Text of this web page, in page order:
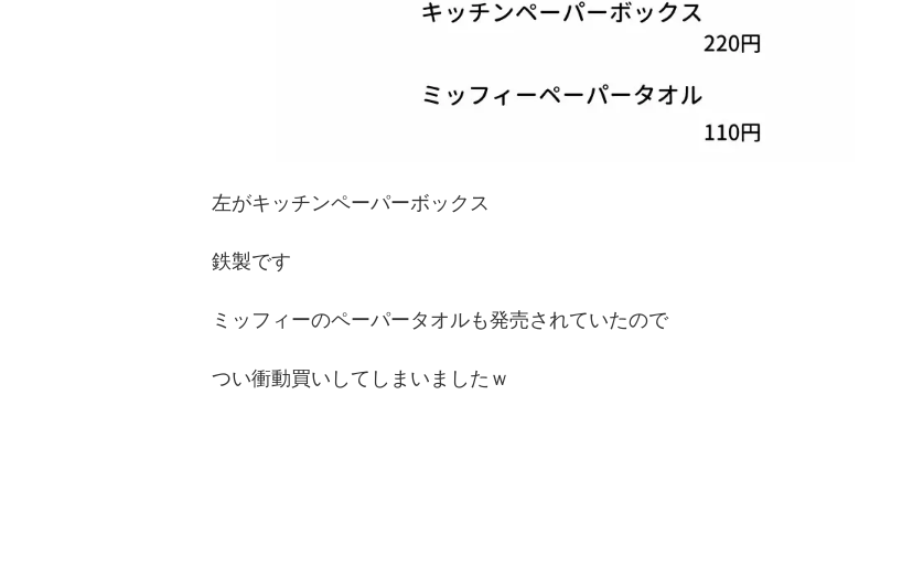
左がキッチンペーパーボックス
鉄製です
ミッフィーのペーパータオルも発売されていたので
つい衝動買いしてしまいましたｗ